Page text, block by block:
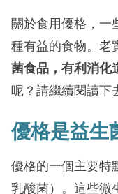
關於食用優格，一
種有益的食物。老
菌食品，有利消化
呢？請繼續閱讀下
優格是益生
優格的一個主要特
乳酸菌）。這些微